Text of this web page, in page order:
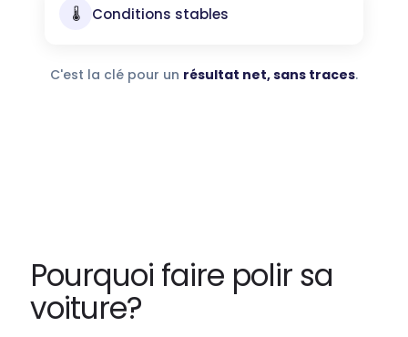
🌡️ Conditions stables
C'est la clé pour un résultat net, sans traces.
Pourquoi faire polir sa
voiture?